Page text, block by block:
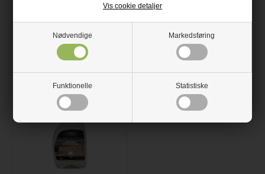
Nødvendige Markedsføring
Funktionelle Statistiske
Vis cookie detaljer